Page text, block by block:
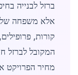
אלא משפחה של
קורות,
מחיר הפרויקט